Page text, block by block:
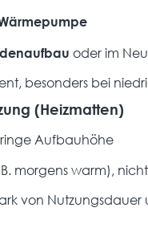
oder im
besonders bei
(Heizmatten)
Aufbauhöhe
B. morgens warm),
von